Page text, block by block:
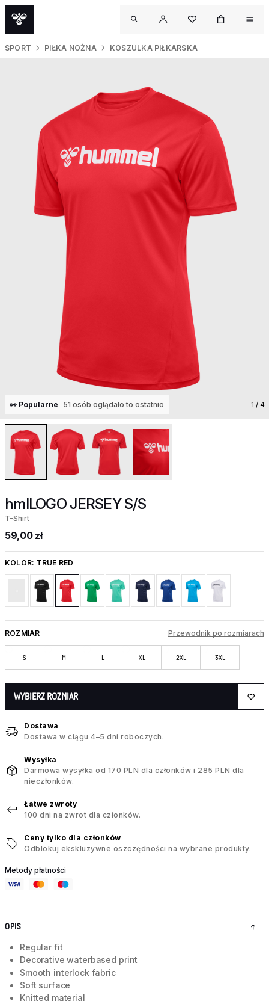
SPORT PIŁKA NOŻNA KOSZULKA PIŁKARSKA
👀 Popularne 51 osób oglądało to ostatnio 1 / 4
hmlLOGO JERSEY S/S
T-Shirt
59,00 zł
KOLOR: TRUE RED
ROZMIAR Przewodnik po rozmiarach
S M L XL 2XL 3XL
WYBIERZ ROZMIAR
Dostawa
Dostawa w ciągu 4–5 dni roboczych.
Wysyłka
Darmowa wysyłka od 170 PLN dla członków i 285 PLN dla
nieczłonków.
Łatwe zwroty
100 dni na zwrot dla członków.
Ceny tylko dla członków
Odblokuj ekskluzywne oszczędności na wybrane produkty.
Metody płatności
OPIS
Regular fit
Decorative waterbased print
Smooth interlock fabric
Soft surface
Knitted material